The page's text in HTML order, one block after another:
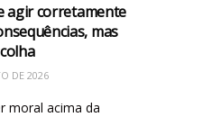
agir corretamente
mas
DE 2026
moral acima da